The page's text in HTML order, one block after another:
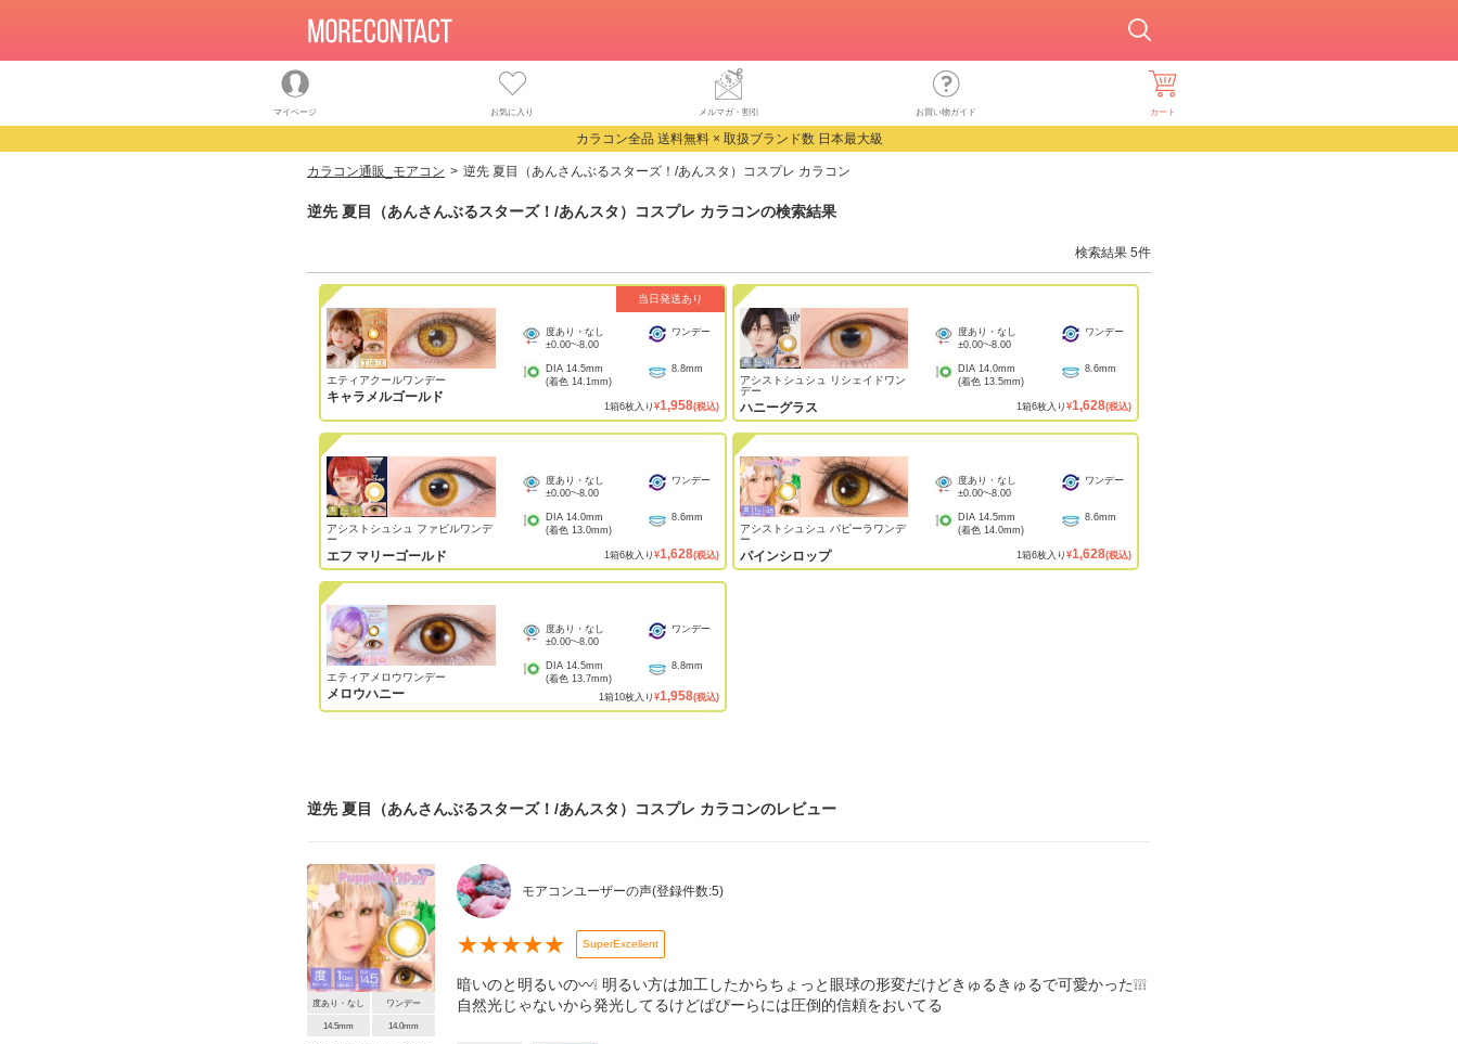
マイページ お気に入り メルマガ・割引 お買い物ガイド カート
カラコン全品 送料無料 × 取扱ブランド数 日本最大級
カラコン通販_モアコン 逆先 夏目（あんさんぶるスターズ！/あんスタ）コスプレ カラコン
逆先 夏目（あんさんぶるスターズ！/あんスタ）コスプレ カラコンの検索結果
検索結果 5件
当日発送あり
エティアクールワンデー
キャラメルゴールド
度あり・なし
±0.00~-8.00
ワンデー
DIA 14.5mm
(着色 14.1mm)
8.8mm
1箱6枚入り ¥1,958(税込)
アシストシュシュ リシェイドワン
デー
ハニーグラス
度あり・なし
±0.00~-8.00
ワンデー
DIA14.0mm
(着色13.5mm)
8.6mm
1箱6枚入り ¥1,628(税込)
アシストシュシュ ファビルワンデ
ー
エフ マリーゴールド
度あり・なし
±0.00~-8.00
ワンデー
DIA 14.0mm
(着色 13.0mm)
8.6mm
1箱6枚入り ¥1,628(税込)
アシストシュシュ パピーラワンデ
ー
パインシロップ
度あり・なし
±0.00~-8.00
ワンデー
DIA14.5mm
(着色14.0mm)
8.6mm
1箱6枚入り ¥1,628(税込)
エティアメロウワンデー
メロウハニー
度あり・なし
±0.00~-8.00
ワンデー
DIA 14.5mm
(着色 13.7mm)
8.8mm
1箱10枚入り ¥1,958(税込)
逆先 夏目（あんさんぶるスターズ！/あんスタ）コスプレ カラコンのレビュー
度あり・なし ワンデー
14.5mm 14.0mm
モアコンユーザーの声(登録件数:5)
★★★★★ SuperExcellent
暗いのと明るいの〰️❕ 明るい方は加工したからちょっと眼球の形変だけどきゅるきゅるで可愛かった❕❕❕
自然光じゃないから発光してるけどぱぴーらには圧倒的信頼をおいてる